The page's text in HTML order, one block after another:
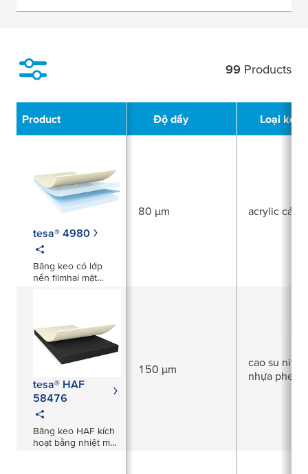
99 Products
Product Độ dầy Loại keo
tesa® 4980
Băng keo có lớp
nền filmhai mặt
80 µm acrylic cải
tesa® HAF
58476
Băng keo HAF kích
hoạt bằng nhiệt màu
150 µm
cao su
nhựa